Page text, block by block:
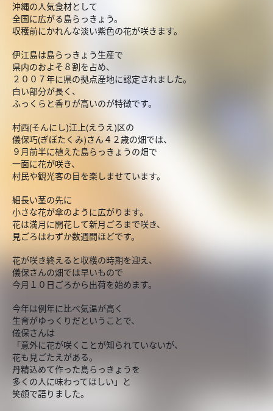
沖縄の人気食材として
全国に広がる島らっきょう。
収穫前にかれんな淡い紫色の花が咲きます。
伊江島は島らっきょう生産で
県内のおよそ８割を占め、
２００７年に県の拠点産地に認定されました。
白い部分が長く、
ふっくらと香りが高いのが特徴です。
村西(そんにし)江上(えうえ)区の
儀保巧(ぎぼたくみ)さん４２歳の畑では、
９月前半に植えた島らっきょうの畑で
一面に花が咲き、
村民や観光客の目を楽しませています。
細長い茎の先に
小さな花が傘のように広がります。
花は満月に開花して新月ごろまで咲き、
見ごろはわずか数週間ほどです。
花が咲き終えると収穫の時期を迎え、
儀保さんの畑では早いもので
今月１０日ごろから出荷を始めます。
今年は例年に比べ気温が高く
生育がゆっくりだということで、
儀保さんは
「意外に花が咲くことが知られていないが、
花も見ごたえがある。
丹精込めて作った島らっきょうを
多くの人に味わってほしい」と
笑顔で語りました。